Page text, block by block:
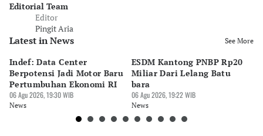
Editorial Team
Editor
Pingit Aria
Latest in News See More
Indef: Data Center
Berpotensi Jadi Motor Baru
Pertumbuhan Ekonomi RI
06 Agu 2026, 19:30 WIB
News
ESDM Kantong PNBP Rp20
Miliar Dari Lelang Batu
bara
06 Agu 2026, 19:22 WIB
News